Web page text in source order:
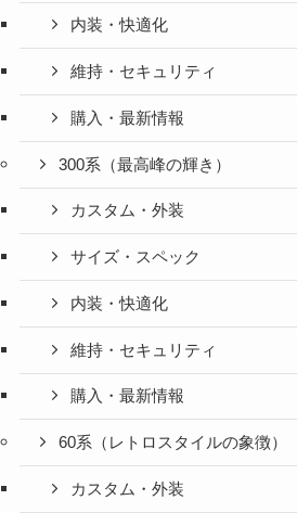
内装・快適化
維持・セキュリティ
購入・最新情報
300系（最高峰の輝き）
カスタム・外装
サイズ・スペック
内装・快適化
維持・セキュリティ
購入・最新情報
60系（レトロスタイルの象徴）
カスタム・外装